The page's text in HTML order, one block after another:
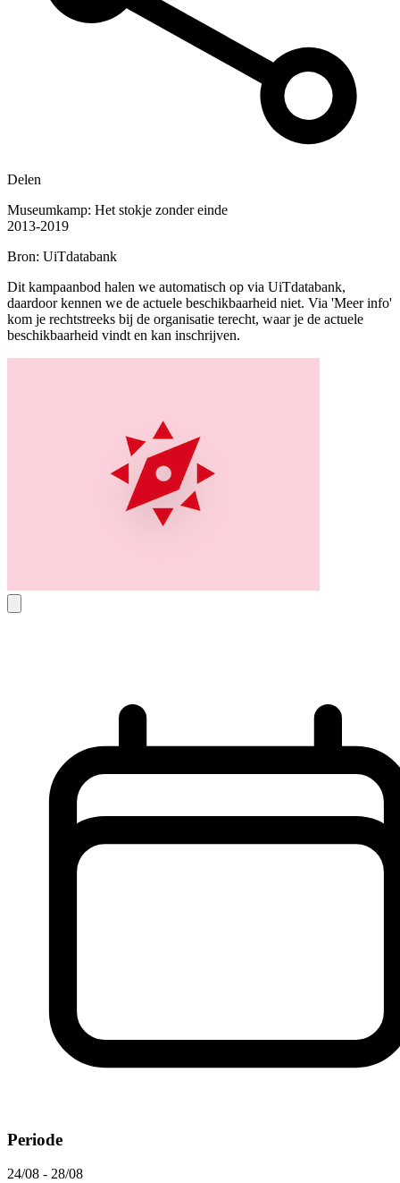
Delen
Museumkamp: Het stokje zonder einde
2013-2019
Bron: UiTdatabank
Dit kampaanbod halen we automatisch op via UiTdatabank,
daardoor kennen we de actuele beschikbaarheid niet. Via 'Meer info'
kom je rechtstreeks bij de organisatie terecht, waar je de actuele
beschikbaarheid vindt en kan inschrijven.
Periode
24/08 - 28/08